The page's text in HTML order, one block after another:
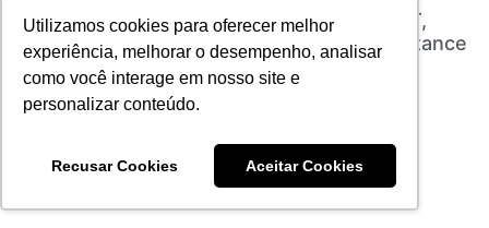
Utilizamos cookies para oferecer melhor
experiência, melhorar o desempenho, analisar
como você interage em nosso site e
personalizar conteúdo.
Recusar Cookies Aceitar Cookies
Danilo Godoy assume como Diretor de MKT,
Digital e Vendas Diretas da Universal Assistance
09/10/2023 Nenhum comentário
Leia mais